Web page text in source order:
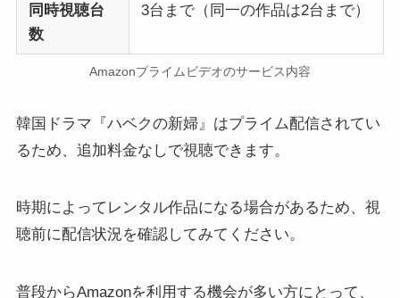
同時視聴台
数
3台まで（同一の作品は2台まで）
Amazonプライムビデオのサービス内容
韓国ドラマ『ハベクの新婦』はプライム配信されてい
るため、追加料金なしで視聴できます。
時期によってレンタル作品になる場合があるため、視
聴前に配信状況を確認してみてください。
普段からAmazonを利用する機会が多い方にとって、